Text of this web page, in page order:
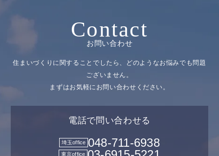
Contact
お問い合わせ
住まいづくりに関することでしたら、どのようなお悩みでも問題
ございません。
まずはお気軽にお問い合わせください。
電話で問い合わせる
埼玉office 048-711-6938
東京office